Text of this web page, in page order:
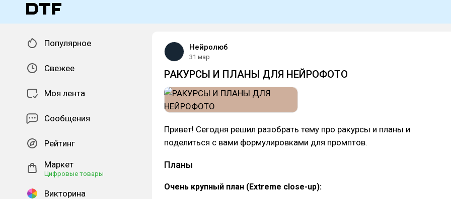
Популярное
Свежее
Моя лента
Сообщения
Рейтинг
Маркет
Цифровые товары
Викторина
Нейролюб
31 мар
РАКУРСЫ И ПЛАНЫ ДЛЯ НЕЙРОФОТО
Привет! Сегодня решил разобрать тему про ракурсы и планы и
поделиться с вами формулировками для промптов.
Планы
Очень крупный план (Extreme close-up):